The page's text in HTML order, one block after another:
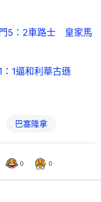
5：2車路士 皇家馬
1逼和利華古遜
巴塞隆拿
0 0